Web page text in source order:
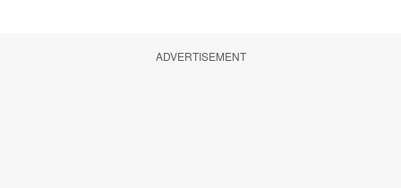
ADVERTISEMENT